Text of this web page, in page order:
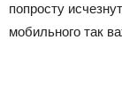
попросту
мобильного так